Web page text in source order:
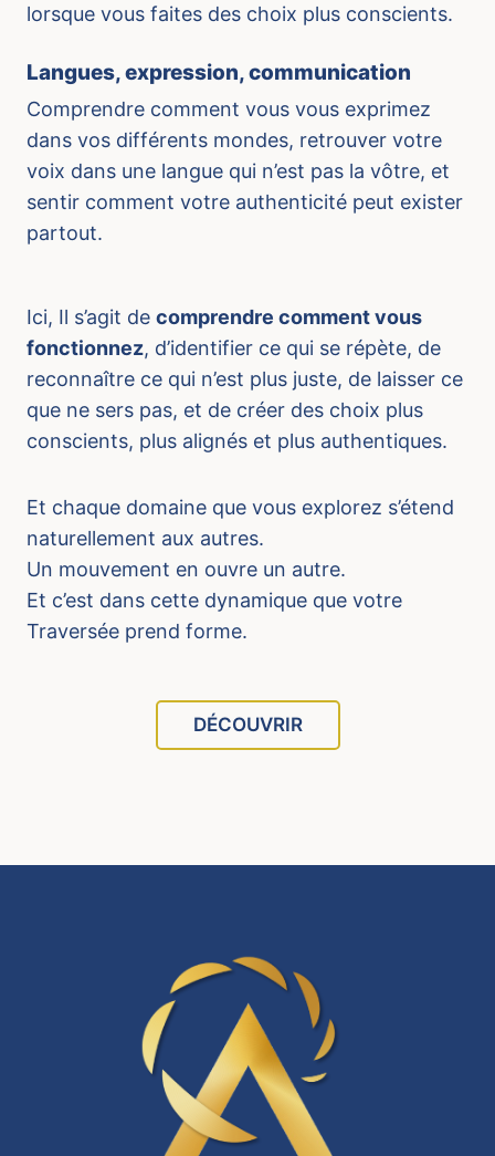
lorsque vous faites des choix plus conscients.
Langues, expression, communication
Comprendre comment vous vous exprimez
dans vos différents mondes, retrouver votre
voix dans une langue qui n’est pas la vôtre, et
sentir comment votre authenticité peut exister
partout.
Ici, Il s’agit de comprendre comment vous
fonctionnez, d’identifier ce qui se répète, de
reconnaître ce qui n’est plus juste, de laisser ce
que ne sers pas, et de créer des choix plus
conscients, plus alignés et plus authentiques.
Et chaque domaine que vous explorez s’étend
naturellement aux autres.
Un mouvement en ouvre un autre.
Et c’est dans cette dynamique que votre
Traversée prend forme.
DÉCOUVRIR